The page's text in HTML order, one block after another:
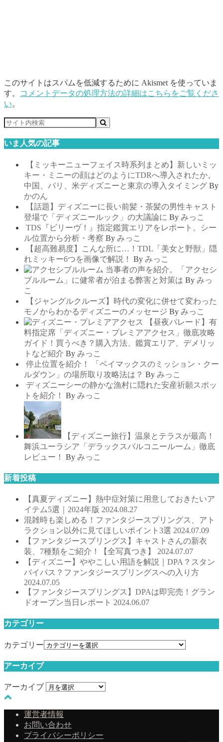
このサイトはスパムを低減するために Akismet を使っていま
す。
コメントデータの処理方法の詳細はこちらをご覧くださ
い。
いま人気の記事
【ミッキーニューフェイス時系列まとめ】新しいミッ
キー・ミニーの顔はどのようにTDRへ導入されたか。
中国、パリ、米ディズニーと東京の導入タイミング By
かのん
【話題】ディズニーに長い前髪・茶髪の男性キャスト
登場で「ディズニールック」の大議論に By みっこ
TDS『ビリーヴ！』指定鑑賞エリアをレポート。シー
ル位置から分析・考察 By みっこ
【超高難易度】こんな所に…！TDL「美女と野獣」隠
れミッキー6つを画像で解説！
By みっこ
当事者の声を紹介。「アクセシ
ブルルーム」に健常者が泊まる弊害と対策は By みっ
こ
【ジャングルクルーズ】時代の変化に併せて変わった
モノからわかるディズニーのメッセージ By みっこ
【昼夜パレード】有
料指定席「ディズニー・プレミアアクセス」徹底攻略
ガイド！買うべき？購入方法、鑑賞エリア、デメリッ
トなど紹介 By みっこ
停止位置を紹介！ 「ベイマックスのミッション・クー
ルダウン」の場所取り攻略法は？ By みっこ
ディズニーシーの静かな漁村に隠れた安産祈願スポッ
トを紹介！
By みっこ
【ディズニー旅行】温泉とテラスが最高！
舞浜ユーラシア「デラックスバルコニールーム」徹底
レビュー！
By みっこ
新着投稿
【真夏ディズニー】熱中症対策に用意しておきたいア
イテム5選｜2024年版 2024.08.27
混雑時も楽しめる！ファンタジースプリングス、アト
ラクション以外に見てほしいポイント3選 2024.07.09
【ファンタジースプリングス】キャストさんの新衣
装、7種類をご紹介！【全写真つき】 2024.07.07
【ディズニー】ややこしい用語を解説｜DPA？スタン
バイパス？ファンタジースプリングスへの入り方
2024.07.05
【ファンタジースプリングス】DPAは即完売！グラン
ドオープン当日レポート 2024.06.07
カテゴリー
カテゴリー
アーカイブ
アーカイブ
運営者情報
お問い合わせ
プライバシーポリシー